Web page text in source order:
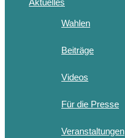
Wahlen
Beiträge
Videos
Für die Presse
Veranstaltungen